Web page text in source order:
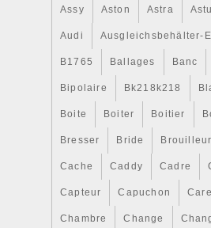
Assy Aston Astra
Audi Ausgleichsbehälter-
B1765 Ballages Banc
Bipolaire Bk218k218
Boite Boiter Boitier
Bresser Bride Brouilleur
Cache Caddy Cadre
Capteur Capuchon
Chambre Change
emballages et les
responsable de la
utilisés pour une
détenteur final.
savoir que. Le
emballage
conserve ses
été monté sur le
l’emballage du
pas le bon de
remplaçant car